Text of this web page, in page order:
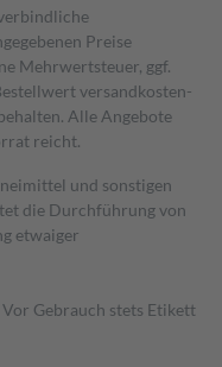
Preise
Mehrwertsteuer, ggf.
versand­kosten­
Alle Angebote
reicht.
und sonstigen
die Durchführung von
etwaiger
Gebrauch stets Etikett